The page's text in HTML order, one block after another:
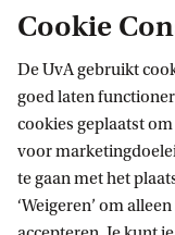
Informatie voor
Bachelorstudiekiezers
Masterstudiekiezers
Direct naar
Cookie
De UvA gebruikt
goed laten
cookies geplaatst
voor
te gaan met het
‘Weigeren’ om